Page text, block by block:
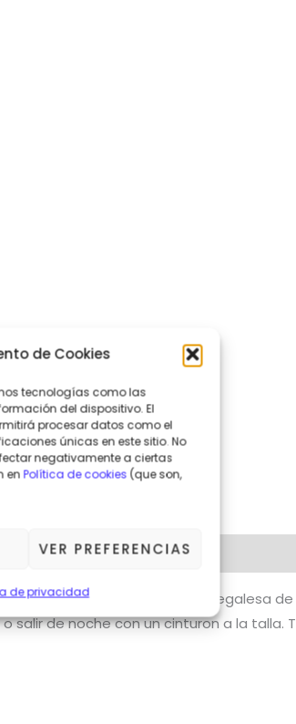
de Cookies
tecnologías como las
del dispositivo. El
procesar datos como el
únicas en este sitio. No
negativamente a ciertas
en Política de cookies (que son,
VER PREFERENCIAS
de privacidad
a mano con la tecnica senegalesa de
salir de noche con un cinturon a la talla.